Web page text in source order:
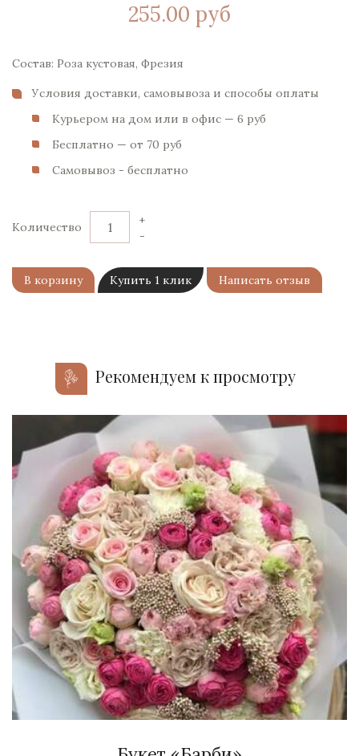
255.00 руб
Состав: Роза кустовая, Фрезия
Условия доставки, самовывоза и способы оплаты
Курьером на дом или в офис — 6 pуб
Бесплатно — от 70 pуб
Самовывоз - бесплатно
Количество
-
+
В корзину Купить 1 клик Написать отзыв
Рекомендуем к просмотру